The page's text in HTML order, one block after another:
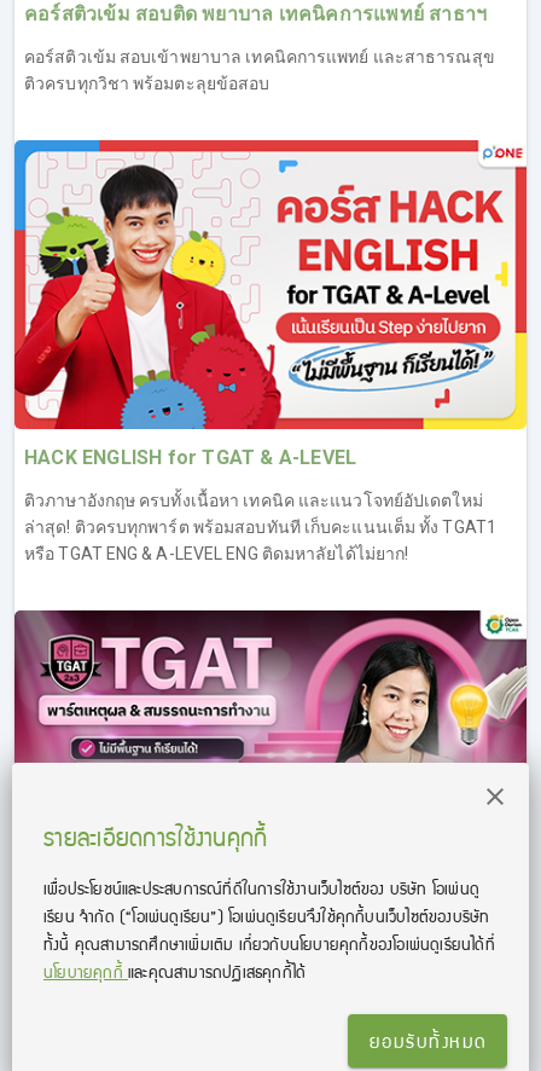
คอร์สติวเข้ม สอบติด พยาบาล เทคนิคการแพทย์ สาธาฯ
คอร์สติวเข้ม สอบเข้าพยาบาล เทคนิคการแพทย์ และสาธารณสุข
ติวครบทุกวิชา พร้อมตะลุยข้อสอบ
HACK ENGLISH for TGAT & A-LEVEL
ติวภาษาอังกฤษ ครบทั้งเนื้อหา เทคนิค และแนวโจทย์อัปเดตใหม่
ล่าสุด! ติวครบทุกพาร์ต พร้อมสอบทันที เก็บคะแนนเต็ม ทั้ง TGAT1
หรือ TGAT ENG & A-LEVEL ENG ติดมหาลัยได้ไม่ยาก!
TGAT 2&3 อัปเดตล่าสุด by ครูพี่ฟิล์ม
คอร์สติวเนื้อหา TGAT 2&3 พาร์ตการคิดอย่างมีเหตุผล และ
จัดเต็ม! เรียนจบ การันตีสอบติด! (*อัปเดตข้อสอบ TGAT3 รูปแบบ
รายละเอียดการใช้งานคุกกี้
เพื่อประโยชน์และประสบการณ์ที่ดีในการใช้งานเว็บไซต์ของ บริษัท โอเพ่นดู
เรียน จํากัด (“โอเพ่นดูเรียน”)โอเพ่นดูเรียนจึงใช้คุกกี้บนเว็บไซต์ของบริษัท
ทั้งนี้ คุณสามารถศึกษาเพิ่มเติม เกี่ยวกับนโยบายคุกกี้ของโอเพ่นดูเรียนได้ที่
นโยบายคุกกี้และคุณสามารถปฏิเสธคุกกี้ได้
ยอมรับทั้งหมด